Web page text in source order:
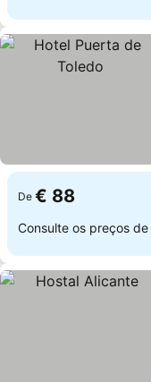
De € 88
Consulte os preços de